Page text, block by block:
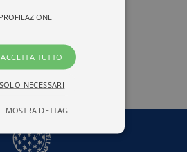
2 3 4 5
PROFILAZIONE
ACCETTA TUTTO
SOLO NECESSARI
MOSTRA DETTAGLI